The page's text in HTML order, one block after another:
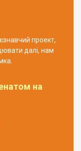
проект,
далі, нам
на